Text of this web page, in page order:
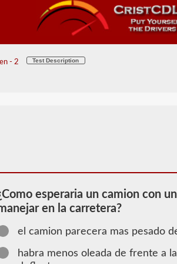
- 2 Test Description
2026 WA
Información
de
esperaria un camion con
en la carretera?
el camion parecera mas pesado
habra menos oleada de frente a